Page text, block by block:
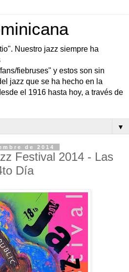
Nuestro jazz siempre ha
fiebruses" y estos son sin
jazz que se ha hecho en la
el 1916 hasta hoy, a través de
▼
de 2014
Festival 2014 - Las
Día